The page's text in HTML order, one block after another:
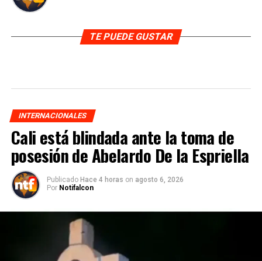
TE PUEDE GUSTAR
INTERNACIONALES
Cali está blindada ante la toma de
posesión de Abelardo De la Espriella
Publicado Hace 4 horas on agosto 6, 2026
Por Notifalcon